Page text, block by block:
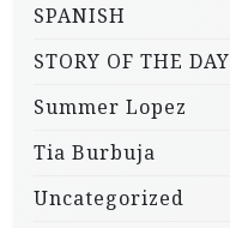
SPANISH
STORY OF THE DAY
Summer Lopez
Tia Burbuja
Uncategorized